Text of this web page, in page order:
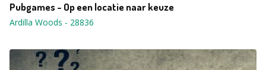
Pubgames - Op een locatie naar keuze
Ardilla Woods - 28836